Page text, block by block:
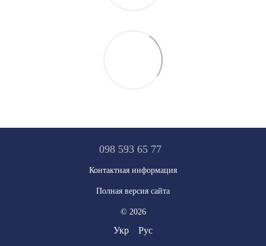
098 593 65 77
Контактная информация
Полная версия сайта
© 2026
Укр Рус